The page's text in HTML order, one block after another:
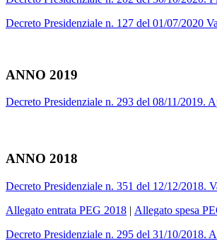
Decreto Presidenziale n. 127 del 01/07/2020
ANNO 2019
Decreto Presidenziale n. 293 del 08/11/2019.
ANNO 2018
Decreto Presidenziale n. 351 del 12/12/2018.
Allegato entrata PEG 2018 | Allegato spesa
Decreto Presidenziale n. 295 del 31/10/2018.